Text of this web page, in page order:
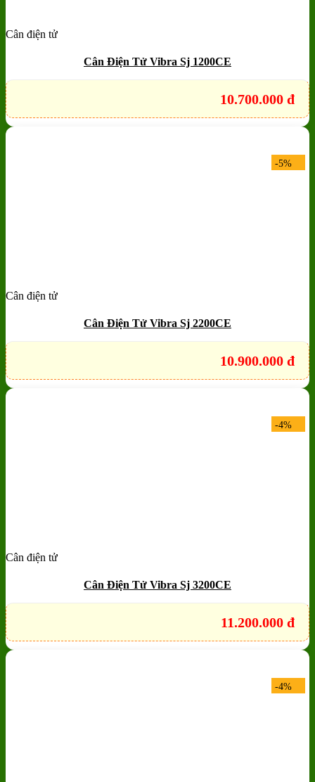
Add to wishlist
Cân điện tử
Cân Điện Tử Vibra Sj 1200CE
10.700.000 đ
-5%
Add to wishlist
Cân điện tử
Cân Điện Tử Vibra Sj 2200CE
10.900.000 đ
-4%
Add to wishlist
Cân điện tử
Cân Điện Tử Vibra Sj 3200CE
11.200.000 đ
-4%